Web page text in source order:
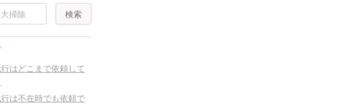
はどこまで依頼して
は不在時でも依頼で